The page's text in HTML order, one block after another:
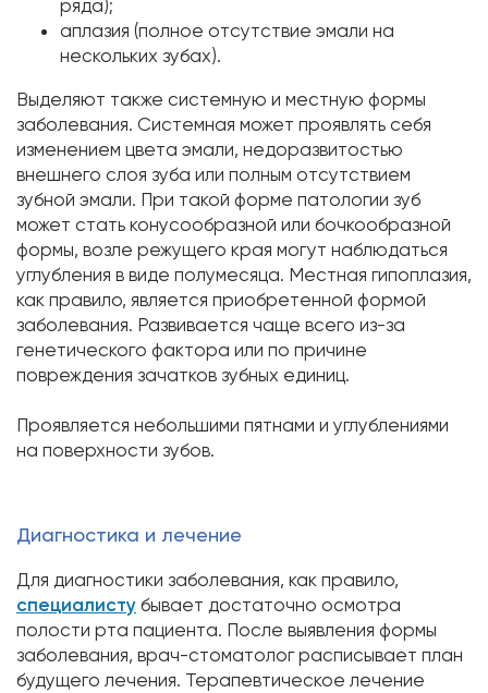
ряда);
аплазия (полное отсутствие эмали на
нескольких зубах).
Выделяют также системную и местную формы
заболевания. Системная может проявлять себя
изменением цвета эмали, недоразвитостью
внешнего слоя зуба или полным отсутствием
зубной эмали. При такой форме патологии зуб
может стать конусообразной или бочкообразной
формы, возле режущего края могут наблюдаться
углубления в виде полумесяца. Местная гипоплазия,
как правило, является приобретенной формой
заболевания. Развивается чаще всего из-за
генетического фактора или по причине
повреждения зачатков зубных единиц.
Проявляется небольшими пятнами и углублениями
на поверхности зубов.
Диагностика и лечение
Для диагностики заболевания, как правило,
специалисту бывает достаточно осмотра
полости рта пациента. После выявления формы
заболевания, врач-стоматолог расписывает план
будущего лечения. Терапевтическое лечение